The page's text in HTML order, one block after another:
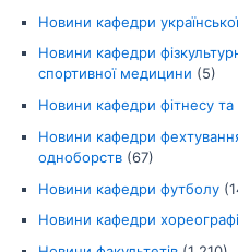
Новини кафедри
Новини кафедри
спортивної медицини (5)
Новини кафедри фітнесу та
Новини кафедри
одноборств (67)
Новини кафедри футболу
Новини кафедри